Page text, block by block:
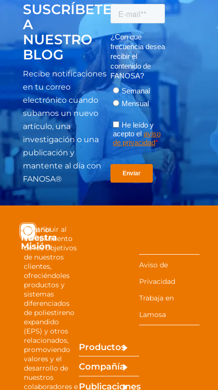
SUSCRÍBETE
A
NUESTRO
BLOG
Recibe notificaciones
en tu correo
electrónico cuando
subamos un nuevo
artículo, una
investigación o una
publicación y
mantente al día con
FANOSA®
Español
Nuestra
Misión
Contribuir al
cumplimiento
de los objetivos
de nuestros
clientes,
ofreciéndoles
productos y
sistemas
diferenciados
de poliestireno
expandido
(EPS) y otros
relacionados,
promoviendo
valores y el
desarrollo de
nuestros
colaboradores e
Productos
Compañía
Publicaciones
Aviso de
Privacidad
Trabaja en
Lamosa